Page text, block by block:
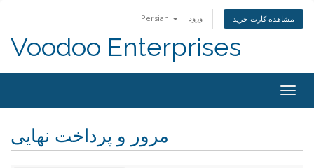
Persian ورود مشاهده کارت خرید
Voodoo Enterprises
مرور و پرداخت نهایی